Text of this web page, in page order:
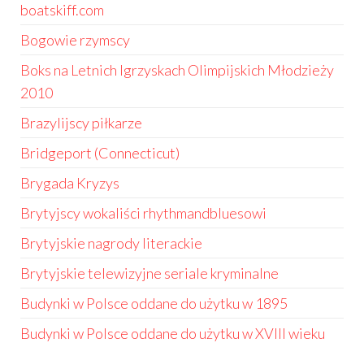
boatskiff.com
Bogowie rzymscy
Boks na Letnich Igrzyskach Olimpijskich Młodzieży
2010
Brazylijscy piłkarze
Bridgeport (Connecticut)
Brygada Kryzys
Brytyjscy wokaliści rhythmandbluesowi
Brytyjskie nagrody literackie
Brytyjskie telewizyjne seriale kryminalne
Budynki w Polsce oddane do użytku w 1895
Budynki w Polsce oddane do użytku w XVIII wieku